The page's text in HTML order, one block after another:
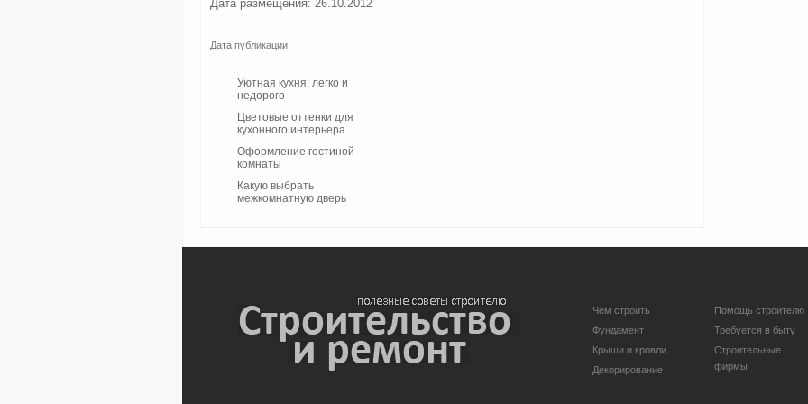
Дата размещения: 26.10.2012
Дата публикации:
Уютная кухня: легко и
недорого
Цветовые оттенки для
кухонного интерьера
Оформление гостиной
комнаты
Какую выбрать
межкомнатную дверь
Чем строить
Фундамент
Крыши и кровли
Декорирование
Помощь строителю
Требуется в быту
Строительные
фирмы